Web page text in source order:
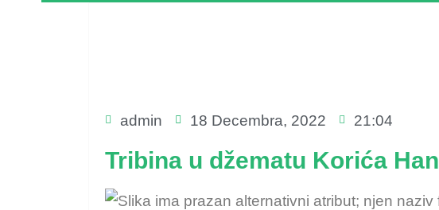
admin 18 Decembra, 2022 21:04
Tribina u džematu Korića Han